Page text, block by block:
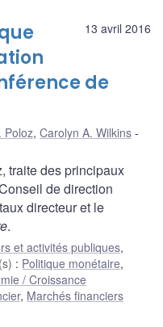
13 avril 2016
de
Poloz, Carolyn A. Wilkins
traite des principaux
de direction
directeur et le
.
et activités publiques,
: Politique monétaire,
/ Croissance
, Marchés financiers